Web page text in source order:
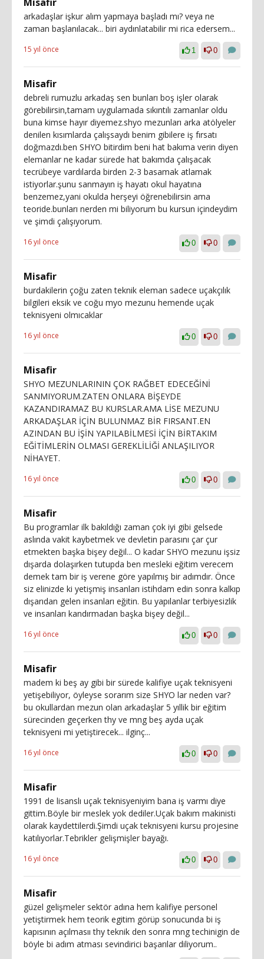
arkadaşlar işkur alım yapmaya başladı mı? veya ne
zaman başlanılacak... biri aydınlatabilir mi rica edersem...
15 yıl önce 1 0
Misafir
debreli rumuzlu arkadaş sen bunları boş işler olarak
görebilirsin,tamam uygulamada sıkıntılı zamanlar oldu
buna kimse hayır diyemez.shyo mezunları arka atölyeler
denilen kısımlarda çalışsaydı benim gibilere iş fırsatı
doğmazdı.ben SHYO bitirdim beni hat bakıma verin diyen
elemanlar ne kadar sürede hat bakımda çalışacak
tecrübeye vardılarda birden 2-3 basamak atlamak
istiyorlar.şunu sanmayın iş hayatı okul hayatına
benzemez,yani okulda herşeyi öğrenebilirsin ama
teoride.bunları nerden mi biliyorum bu kursun içindeydim
ve şimdi çalışıyorum.
16 yıl önce 0 0
Misafir
burdakilerin çoğu zaten teknik eleman sadece uçakçılık
bilgileri eksik ve coğu myo mezunu hemende uçak
teknisyeni olmıcaklar
16 yıl önce 0 0
Misafir
SHYO MEZUNLARININ ÇOK RAĞBET EDECEĞİNİ
SANMIYORUM.ZATEN ONLARA BİŞEYDE
KAZANDIRAMAZ BU KURSLAR.AMA LİSE MEZUNU
ARKADAŞLAR İÇİN BULUNMAZ BİR FIRSANT.EN
AZINDAN BU İŞİN YAPILABİLMESİ İÇİN BİRTAKIM
EĞİTİMLERİN OLMASI GEREKLİLİĞİ ANLAŞILIYOR
NİHAYET.
16 yıl önce 0 0
Misafir
Bu programlar ilk bakıldığı zaman çok iyi gibi gelsede
aslında vakit kaybetmek ve devletin parasını çar çur
etmekten başka bişey değil... O kadar SHYO mezunu işsiz
dışarda dolaşırken tutupda ben mesleki eğitim verecem
demek tam bir iş verene göre yapılmış bir adımdır. Önce
siz elinizde ki yetişmiş insanları istihdam edin sonra kalkıp
dışarıdan gelen insanları eğitin. Bu yapılanlar terbiyesizlik
ve insanları kandırmadan başka bişey değil...
16 yıl önce 0 0
Misafir
madem ki beş ay gibi bir sürede kalifiye uçak teknisyeni
yetişebiliyor, öyleyse sorarım size SHYO lar neden var?
bu okullardan mezun olan arkadaşlar 5 yıllik bir eğitim
sürecinden geçerken thy ve mng beş ayda uçak
teknisyeni mi yetiştirecek... ilginç...
16 yıl önce 0 0
Misafir
1991 de lisanslı uçak teknisyeniyim bana iş varmı diye
gittim.Böyle bir meslek yok dediler.Uçak bakım makinisti
olarak kaydettilerdi.Şimdi uçak teknisyeni kursu projesine
katılıyorlar.Tebrikler gelişmişler bayağı.
16 yıl önce 0 0
Misafir
güzel gelişmeler sektör adına hem kalifiye personel
yetiştirmek hem teorik egitim görüp sonucunda bi iş
kapısının açılmasıı thy teknik den sonra mng techinigin de
böyle bi adım atması sevindirici başarılar diliyorum..